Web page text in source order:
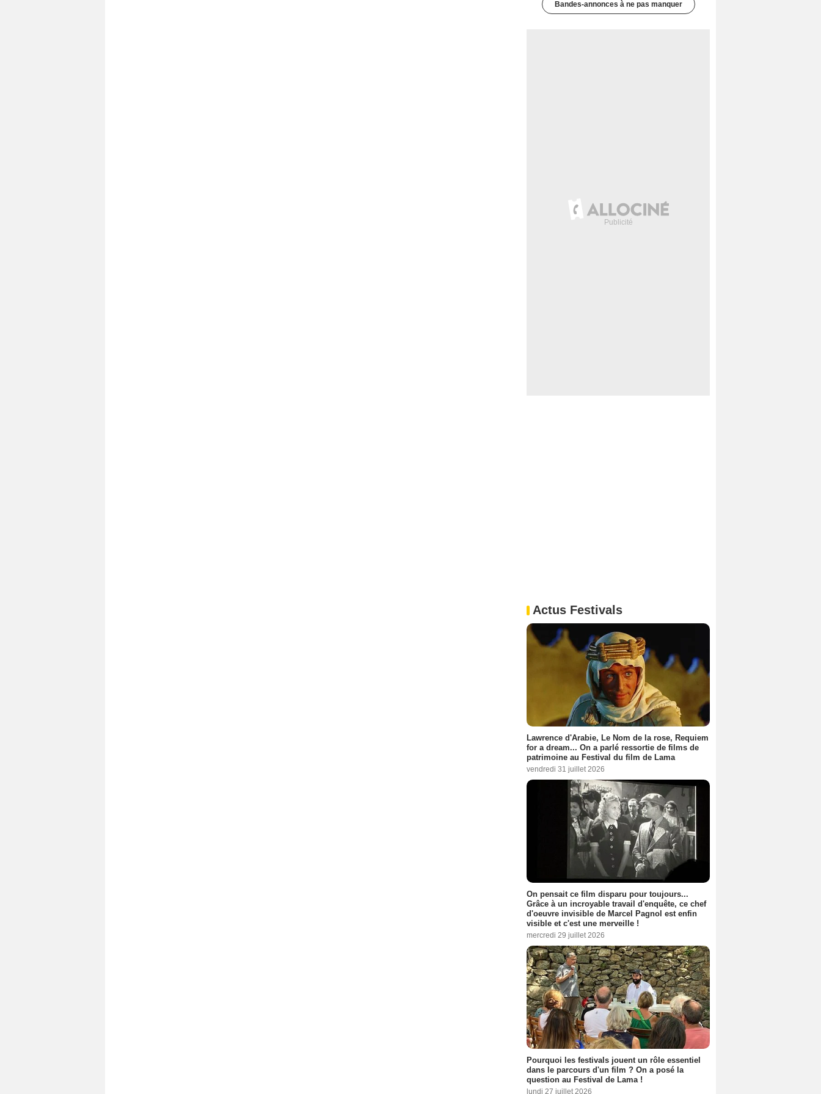
Bandes-annonces à ne pas manquer
Actus Festivals
Lawrence d'Arabie, Le Nom de la rose, Requiem
for a dream... On a parlé ressortie de films de
patrimoine au Festival du film de Lama
vendredi 31 juillet 2026
On pensait ce film disparu pour toujours...
Grâce à un incroyable travail d'enquête, ce chef
d'oeuvre invisible de Marcel Pagnol est enfin
visible et c'est une merveille !
mercredi 29 juillet 2026
Pourquoi les festivals jouent un rôle essentiel
dans le parcours d'un film ? On a posé la
question au Festival de Lama !
lundi 27 juillet 2026